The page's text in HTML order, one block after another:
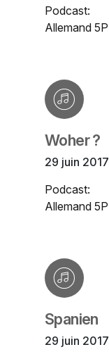
Podcast:
Allemand 5P
Woher ?
29 juin 2017
Podcast:
Allemand 5P
Spanien
29 juin 2017